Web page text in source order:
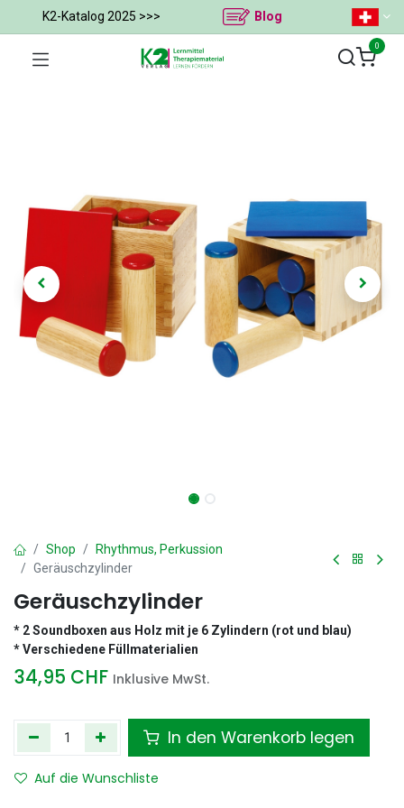
K2-Katalog 2025 >>> Blog
0
Shop
Rhythmus, Perkussion
Geräuschzylinder
Geräuschzylinder
* 2 Soundboxen aus Holz mit je 6 Zylindern (rot und blau)
* Verschiedene Füllmaterialien
34,95 CHF Inklusive MwSt.
In den Warenkorb legen
Auf die Wunschliste